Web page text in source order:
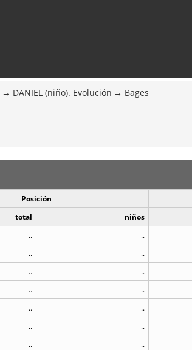
DANIEL (niño). Evolución Bages
Posición
total niños
.. ..
.. ..
.. ..
.. ..
.. ..
.. ..
.. ..